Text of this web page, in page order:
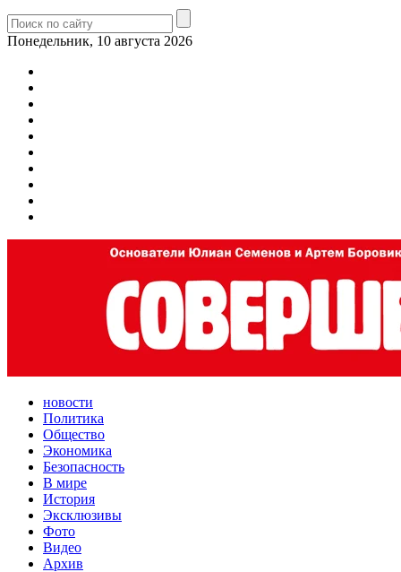
Понедельник, 10 августа 2026
новости
Политика
Общество
Экономика
Безопасность
В мире
История
Эксклюзивы
Фото
Видео
Архив